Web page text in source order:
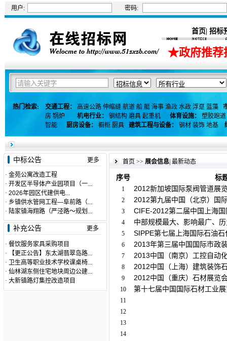
用户: 密码:
首页 招标
★政府推荐
热门检索: 交通工程： 高速公路 伸缩缝 航道 船 艇 海事 渔政 水政 浮趸 蓝藻
房 锅炉 机电行业： 钢结构 磨具 起重机 体育设施：
塑胶跑道
智能
厨房设备： 橱柜 厨具 建筑工程与设备： 钢材 装饰 地基
中标公告 更多
· 金苑公寓改造工程
· 开发区半导体产业园项目（一...
· 2026年园区代建供电...
· 乡镇供水管网工程—阜前路（...
· 陆家镇海翔路（严泾路～规划...
补充公告 更多
· 餐饮服务家具采购项目
·
【更正公告】东太湖翡翠岛路...
·
卫生高等职业技术学校课桌椅...
· 仙林湖东侧住宅地块周边公建...
· 大新镇路灯集控改造项目
首页 >> 展会信息 最新动态
序号 标
1 2012新加坡国际泵阀管道展
2 2012第九届中国（北京）国
3 CIFE-2012第二届中国上海
4 中部规模最大、影响最广、
5 SIPPE第七届上海国际石油
6 2013年第三届中国国际市政
7 2013中国（南京）工控自动
8 2012中国（上海）建筑装饰
9 2012中国（重庆）石材展览
10 第十七届中国国际石材工业
11
12
13
14